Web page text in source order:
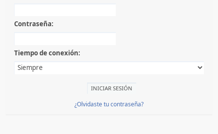
Contraseña:
Tiempo de conexión:
¿Olvidaste tu contraseña?